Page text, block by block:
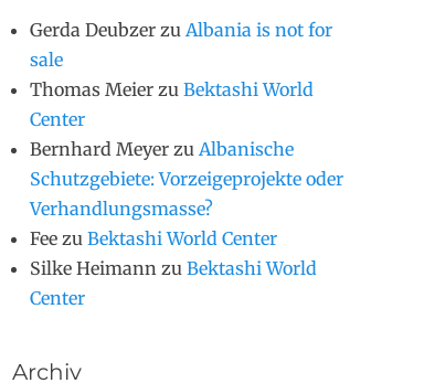
Gerda Deubzer zu Albania is not for
sale
Thomas Meier zu Bektashi World
Center
Bernhard Meyer zu Albanische
Schutzgebiete: Vorzeigeprojekte oder
Verhandlungsmasse?
Fee zu Bektashi World Center
Silke Heimann zu Bektashi World
Center
Archiv